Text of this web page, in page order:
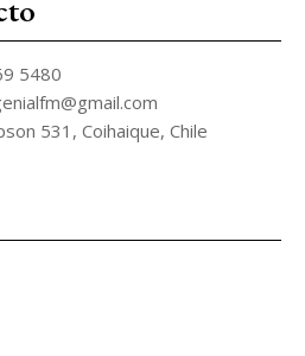
5480
531, Coihaique, Chile